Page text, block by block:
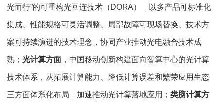
光而行”的可重构光互连技术（DORA），以多产品可标准化
集成、性能规格可灵活调整、局部故障可现场替换、技术方
案可持续演进的技术理念，协同产业推动光电融合技术成
熟； 光计算方面 ，中国移动创新构建面向智算中心的光计算
技术体系，从拓展计算能力、降低计算误差和繁荣应用生态
三方面体系化布局，加速推动光计算落地应用； 类脑计算方